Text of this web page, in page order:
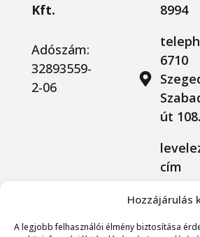
Hozzájárulás
A legjobb felhasználói élmény biztosítása
Kft.
Adószám:
32893559-
2-06
8994
6710
út 108.
cím
Szondi